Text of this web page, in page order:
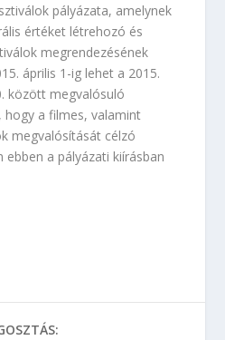
pályázata, amelynek
értéket létrehozó és
megrendezésének
április 1-ig lehet a 2015.
között megvalósuló
hogy a filmes, valamint
megvalósítását célzó
a pályázati kiírásban